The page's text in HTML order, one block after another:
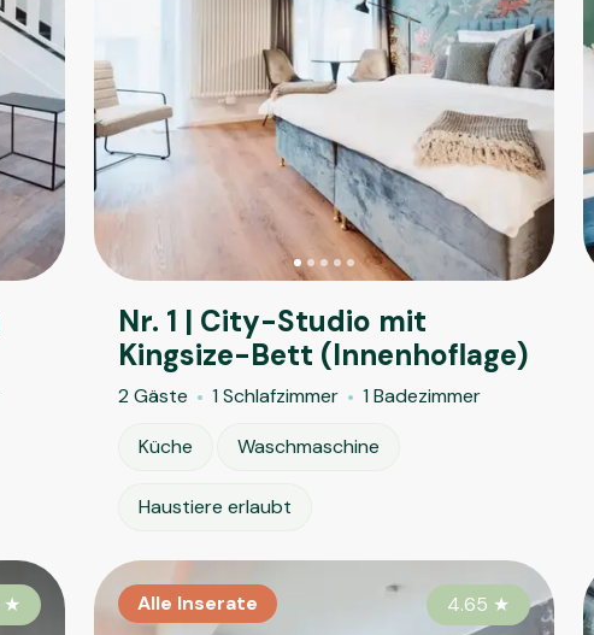
Nr. 1 | City-Studio mit
Kingsize-Bett (Innenhoflage)
2 Gäste 1 Schlafzimmer
1 Badezimmer
Küche
Waschmaschine
Haustiere erlaubt
★ Alle Inserate 4.50★
Alle Inserate 4.65 ★